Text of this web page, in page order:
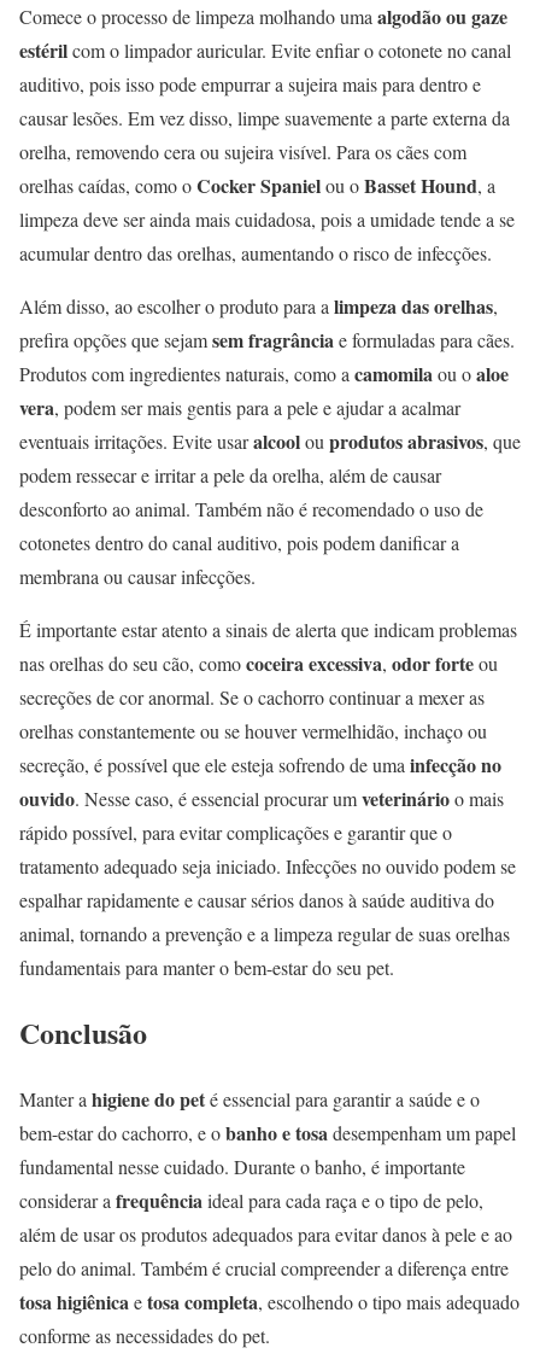
Comece o processo de limpeza molhando uma algodão ou gaze
estérilcom o limpador auricular. Evite enfiar o cotonete no canal
auditivo, pois isso pode empurrar a sujeira mais para dentro e
causar lesões. Em vez disso, limpe suavemente a parte externa da
orelha, removendo cera ou sujeira visível. Para os cães com
orelhas caídas, como oCocker Spanielou oBasset Hound, a
limpeza deve ser ainda mais cuidadosa, pois a umidade tende a se
acumular dentro das orelhas, aumentando o risco de infecções.
Além disso, ao escolher o produto para a limpeza das orelhas,
prefira opções que sejamsem fragrância e formuladas para cães.
Produtos com ingredientes naturais, como a camomila ou oaloe
vera, podem ser mais gentis para a pele e ajudar a acalmar
eventuais irritações. Evite usaralcoolou produtos abrasivos, que
podem ressecar e irritar a pele da orelha, além de causar
desconforto ao animal. Também não é recomendado o uso de
cotonetes dentro do canal auditivo, pois podem danificar a
membrana ou causar infecções.
É importante estar atento a sinais de alerta que indicam problemas
nas orelhas do seu cão, comococeira excessiva, odor forteou
secreções de cor anormal. Se o cachorro continuar a mexer as
orelhas constantemente ou se houver vermelhidão, inchaço ou
secreção, é possível que ele esteja sofrendo de uma infecção no
ouvido. Nesse caso, é essencial procurar umveterinárioo mais
rápido possível, para evitar complicações e garantir que o
tratamento adequado seja iniciado. Infecções no ouvido podem se
espalhar rapidamente e causar sérios danos à saúde auditiva do
animal, tornando a prevenção e a limpeza regular de suas orelhas
fundamentais para manter o bem-estar do seu pet.
Conclusão
Manter ahigiene do peté essencial para garantir a saúde e o
bem-estar do cachorro, e obanho e tosadesempenham um papel
fundamental nesse cuidado. Durante o banho, é importante
considerar afrequênciaideal para cada raça e o tipo de pelo,
além de usar os produtos adequados para evitar danos à pele e ao
pelo do animal. Também é crucial compreender a diferença entre
tosa higiênicaetosa completa, escolhendo o tipo mais adequado
conforme as necessidades do pet.